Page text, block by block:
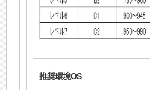
推奨環境OS